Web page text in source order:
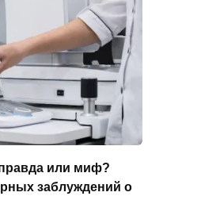
или миф?
заблуждений о